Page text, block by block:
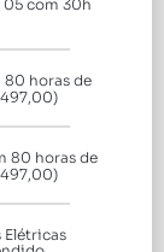
80 horas de
80 horas de
Elétricas